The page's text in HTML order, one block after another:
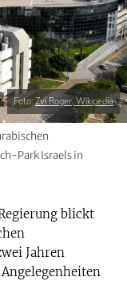
Foto: Zvi Roger, Wikipedia
Park Israels in
blickt
Jahren